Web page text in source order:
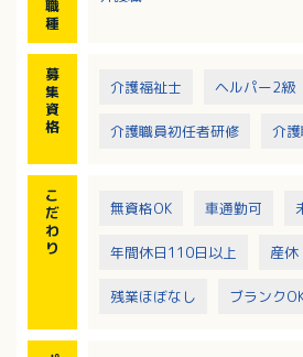
職
種
募
集
資
格
介護福祉士 ヘルパー2級
介護職員初任者研修 介
こ
だ
わ
り
無資格OK 車通勤可
年間休日110日以上 産休
残業ほぼなし ブランク